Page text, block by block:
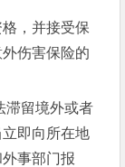
，并接受保
伤害保险的
留境外或者
即向所在地
事部门报